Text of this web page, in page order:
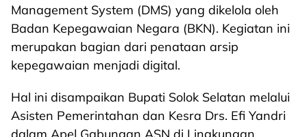
Management System (DMS) yang dikelola oleh
Badan Kepegawaian Negara (BKN). Kegiatan ini
merupakan bagian dari penataan arsip
kepegawaian menjadi digital.
Hal ini disampaikan Bupati Solok Selatan melalui
Asisten Pemerintahan dan Kesra Drs. Efi Yandri